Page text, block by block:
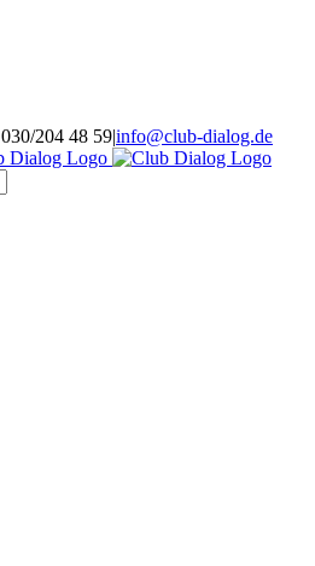
030/204 48 59|info@club-dialog.de